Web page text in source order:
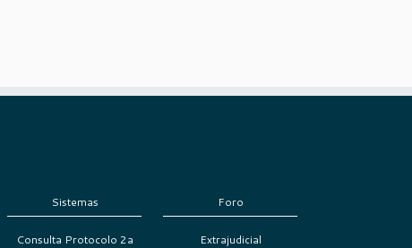
Sistemas
Consulta Protocolo 2a
Foro
Extrajudicial